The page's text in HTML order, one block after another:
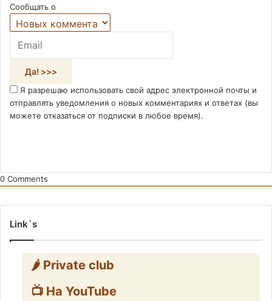
Сообщать о
Я разрешаю использовать свой адрес электронной почты и
отправлять уведомления о новых комментариях и ответах (вы
можете отказаться от подписки в любое время).
0 Comments
Link`s
🌶️ Private club
📺 На YouTube